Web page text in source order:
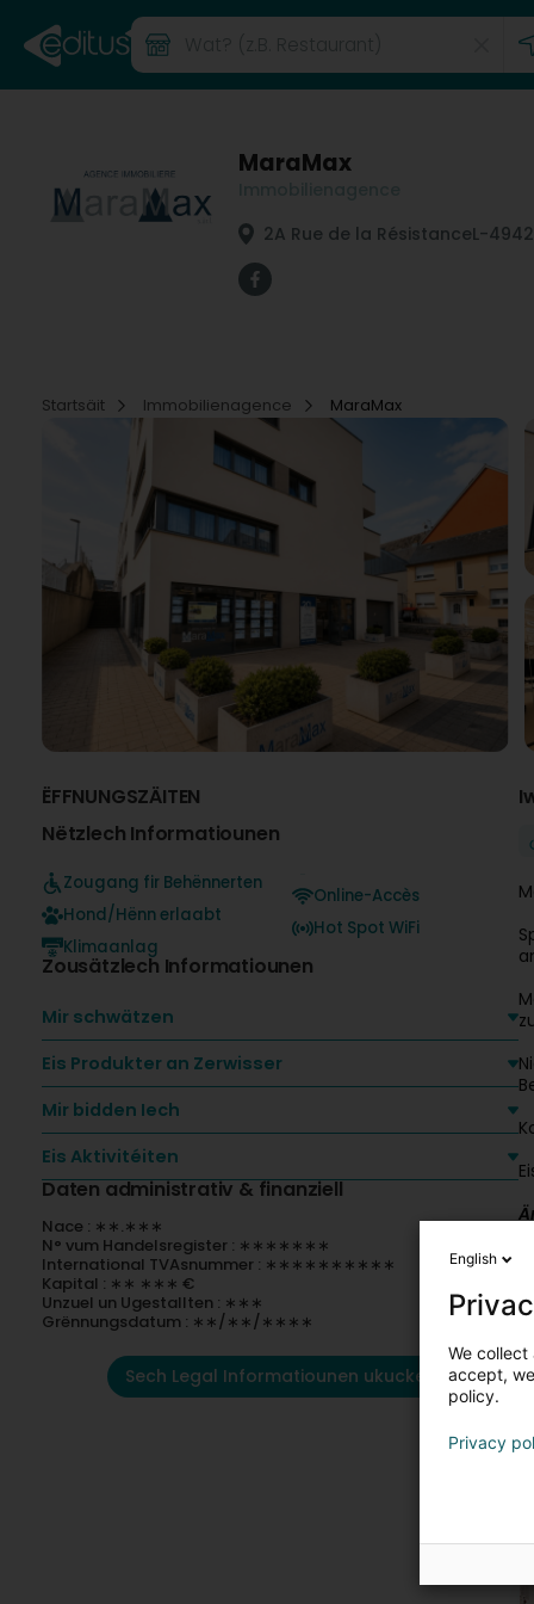
MaraMax
2A Rue de la RésistanceL-4942
Startsäit Immobilienagence MaraMax
ËFFNUNGSZÄITEN
Nëtzlech Informatiounen
Zougang fir Behënnerten
Hond/Hënn erlaabt
Klimaanlag
Online-Accès
Hot Spot WiFi
Zousätzlech Informatiounen
Mir schwätzen
Eis Produkter an Zerwisser
Mir bidden Iech
Eis Aktivitéiten
Daten administrativ & finanziell
Nace : ∗∗.∗∗∗
N° vum Handelsregister : ∗∗∗∗∗∗∗
International TVAsnummer : ∗∗∗∗∗∗∗∗∗∗
Kapital : ∗∗ ∗∗∗ €
Unzuel un Ugestallten : ∗∗∗
Grënnungsdatum : ∗∗/∗∗/∗∗∗∗
Sech Legal Informatiounen ukucken
English
We
accept,
policy.
Privacy